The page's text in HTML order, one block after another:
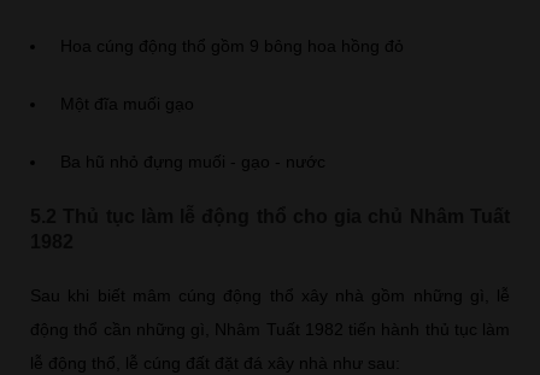
Hoa cúng động thổ gồm 9 bông hoa hồng đỏ
Một đĩa muối gạo
Ba hũ nhỏ đựng muối - gạo - nước
Sau khi biết mâm cúng động thổ xây nhà gồm những gì, lễ
động thổ cần những gì, Nhâm Tuất 1982 tiến hành thủ tục làm
lễ động thổ, lễ cúng đất đặt đá xây nhà như sau: